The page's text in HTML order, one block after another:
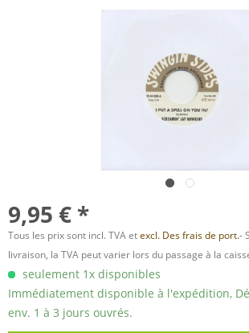
9,95 € *
Tous les prix sont incl. TVA etexcl. Des frais de port.-
livraison, la TVA peut varier lors du passage à la
seulement 1x disponibles
Immédiatement disponible à l'expédition,
env. 1 à 3 jours ouvrés.